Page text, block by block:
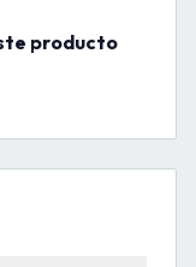
producto